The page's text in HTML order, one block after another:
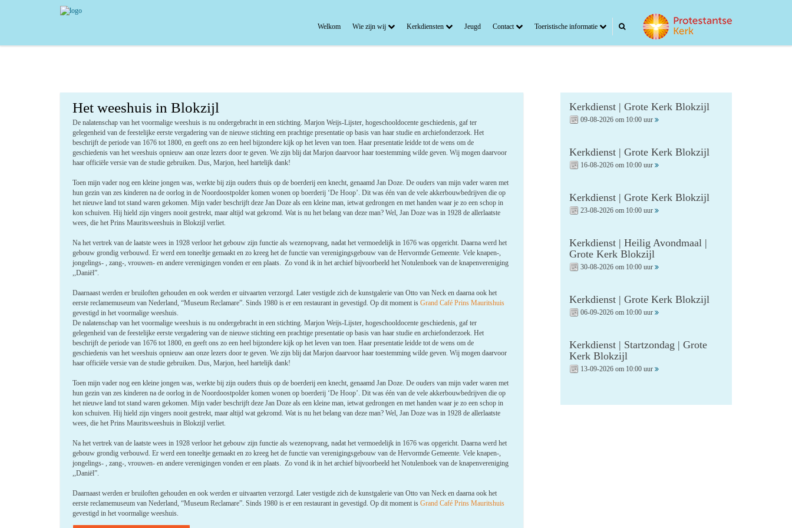
Welkom Wie zijn wij Kerkdiensten Jeugd Contact Toeristische informatie
Het weeshuis in Blokzijl
De nalatenschap van het voormalige weeshuis is nu onder­gebracht in een stichting. Marjon Weijs-Lijster, hogeschooldocente geschiedenis, gaf ter
gelegenheid van de feestelijke eerste vergadering van de nieuwe stichting een prachtige presentatie op basis van haar studie en archiefonderzoek. Het
beschrijft de periode van 1676 tot 1800, en geeft ons zo een heel bijzondere kijk op het leven van toen. Haar presentatie leidde tot de wens om de
geschiedenis van het weeshuis opnieuw aan onze lezers door te geven. We zijn blij dat Marjon daarvoor haar toestemming wilde geven. Wij mogen daarvoor
haar officiële versie van de studie gebruiken. Dus, Marjon, heel hartelijk dank!
Toen mijn vader nog een kleine jongen was, werkte bij zijn ouders thuis op de boerderij een knecht, genaamd Jan Doze. De ouders van mijn vader waren met
hun gezin van zes kinderen na de oorlog in de Noordoostpolder komen wonen op boerderij ‘De Hoop’. Dit was één van de vele akkerbouwbedrijven die op
het nieuwe land tot stand waren gekomen. Mijn vader beschrijft deze Jan Doze als een kleine man, ietwat gedrongen en met handen waar je zo een schop in
kon schuiven. Hij hield zijn vingers nooit gestrekt, maar altijd wat gekromd. Wat is nu het belang van deze man? Wel, Jan Doze was in 1928 de allerlaatste
wees, die het Prins Mauritsweeshuis in Blokzijl verliet.
Na het vertrek van de laatste wees in 1928 verloor het gebouw zijn functie als wezenopvang, nadat het vermoedelijk in 1676 was opgericht. Daarna werd het
gebouw grondig verbouwd. Er werd een toneeltje gemaakt en zo kreeg het de functie van verenigingsgebouw van de Hervormde Gemeente. Vele knapen-,
jongelings- , zang-, vrouwen- en andere verenigingen vonden er een plaats. Zo vond ik in het archief bijvoorbeeld het Notulenboek van de knapenvereniging
,,Daniël”.
Daarnaast werden er bruiloften gehouden en ook werden er uitvaarten verzorgd. Later vestigde zich de kunstgalerie van Otto van Neck en daarna ook het
eerste reclamemuseum van Nederland, “Museum Reclamare”. Sinds 1980 is er een restaurant in gevestigd. Op dit moment isGrand Café Prins Mauritshuis
gevestigd in het voormalige weeshuis.
De nalatenschap van het voormalige weeshuis is nu onder­gebracht in een stichting. Marjon Weijs-Lijster, hogeschooldocente geschiedenis, gaf ter
gelegenheid van de feestelijke eerste vergadering van de nieuwe stichting een prachtige presentatie op basis van haar studie en archiefonderzoek. Het
beschrijft de periode van 1676 tot 1800, en geeft ons zo een heel bijzondere kijk op het leven van toen. Haar presentatie leidde tot de wens om de
geschiedenis van het weeshuis opnieuw aan onze lezers door te geven. We zijn blij dat Marjon daarvoor haar toestemming wilde geven. Wij mogen daarvoor
haar officiële versie van de studie gebruiken. Dus, Marjon, heel hartelijk dank!
Toen mijn vader nog een kleine jongen was, werkte bij zijn ouders thuis op de boerderij een knecht, genaamd Jan Doze. De ouders van mijn vader waren met
hun gezin van zes kinderen na de oorlog in de Noordoostpolder komen wonen op boerderij ‘De Hoop’. Dit was één van de vele akkerbouwbedrijven die op
het nieuwe land tot stand waren gekomen. Mijn vader beschrijft deze Jan Doze als een kleine man, ietwat gedrongen en met handen waar je zo een schop in
kon schuiven. Hij hield zijn vingers nooit gestrekt, maar altijd wat gekromd. Wat is nu het belang van deze man? Wel, Jan Doze was in 1928 de allerlaatste
wees, die het Prins Mauritsweeshuis in Blokzijl verliet.
Na het vertrek van de laatste wees in 1928 verloor het gebouw zijn functie als wezenopvang, nadat het vermoedelijk in 1676 was opgericht. Daarna werd het
gebouw grondig verbouwd. Er werd een toneeltje gemaakt en zo kreeg het de functie van verenigingsgebouw van de Hervormde Gemeente. Vele knapen-,
jongelings- , zang-, vrouwen- en andere verenigingen vonden er een plaats. Zo vond ik in het archief bijvoorbeeld het Notulenboek van de knapenvereniging
,,Daniël”.
Daarnaast werden er bruiloften gehouden en ook werden er uitvaarten verzorgd. Later vestigde zich de kunstgalerie van Otto van Neck en daarna ook het
eerste reclamemuseum van Nederland, “Museum Reclamare”. Sinds 1980 is er een restaurant in gevestigd. Op dit moment isGrand Café Prins Mauritshuis
gevestigd in het voormalige weeshuis.
Kerkdienst | Grote Kerk Blokzijl
09-08-2026 om 10:00 uur
Kerkdienst | Grote Kerk Blokzijl
16-08-2026 om 10:00 uur
Kerkdienst | Grote Kerk Blokzijl
23-08-2026 om 10:00 uur
Kerkdienst | Heilig Avondmaal |
Grote Kerk Blokzijl
30-08-2026 om 10:00 uur
Kerkdienst | Grote Kerk Blokzijl
06-09-2026 om 10:00 uur
Kerkdienst | Startzondag | Grote
Kerk Blokzijl
13-09-2026 om 10:00 uur